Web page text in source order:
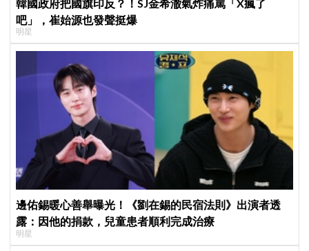
韓國政府把國旗印反？！SJ金希澈氣炸痛罵「X瘋了
吧」，崔始源也發聲挺爆
明星
邊佑錫暖心善舉曝光！《劉在錫的民宿法則》出演者透
露：因他的捐款，兒童患者順利完成治療
明星